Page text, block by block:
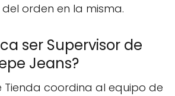
orden en la misma.
ser Supervisor de
Jeans?
Tienda coordina al equipo de